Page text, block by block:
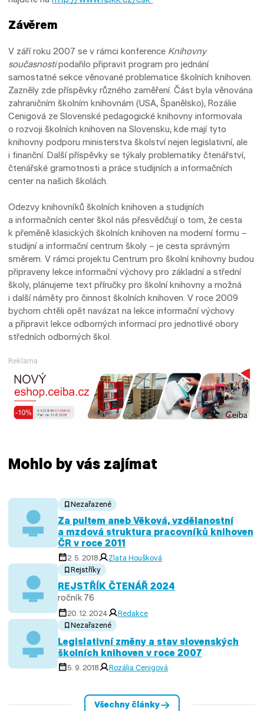
Závěrem
V září roku 2007 se v rámci konference Knihovny
současnostipodařilo připravit program pro jednání
samostatné sekce věnované problematice školních knihoven.
Zazněly zde příspěvky různého zaměření. Část byla věnována
zahraničním školním knihovnám (USA, Španělsko), Rozálie
Cenigová ze Slovenské pedagogické knihovny informovala
o rozvoji školních knihoven na Slovensku, kde mají tyto
knihovny podporu ministerstva školství nejen legislativní, ale
i finanční. Další příspěvky se týkaly problematiky čtenářství,
čtenářské gramotnosti a práce studijních a informačních
center na našich školách.
Odezvy knihovníků školních knihoven a studijních
a informačních center škol nás přesvědčují o tom, že cesta
k přeměně klasických školních knihoven na moderní formu –
studijní a informační centrum školy – je cesta správným
směrem. V rámci projektu Centrum pro školní knihovny budou
připraveny lekce informační výchovy pro základní a střední
školy, plánujeme text příručky pro školní knihovny a možná
i další náměty pro činnost školních knihoven. V roce 2009
bychom chtěli opět navázat na lekce informační výchovy
a připravit lekce odborných informací pro jednotlivé obory
středních odborných škol.
Reklama
Mohlo by vás zajímat
Nezařazené
Za pultem aneb Věková, vzdělanostní
a mzdová struktura pracovníků knihoven
ČR v roce 2011
2. 5. 2018
Zlata Houšková
Rejstříky
REJSTŘÍK ČTENÁŘ 2024
ročník 76
20. 12. 2024
Redakce
Nezařazené
Legislativní změny a stav slovenských
školních knihoven v roce 2007
5. 9. 2018 Rozália Cenigová
Všechny články